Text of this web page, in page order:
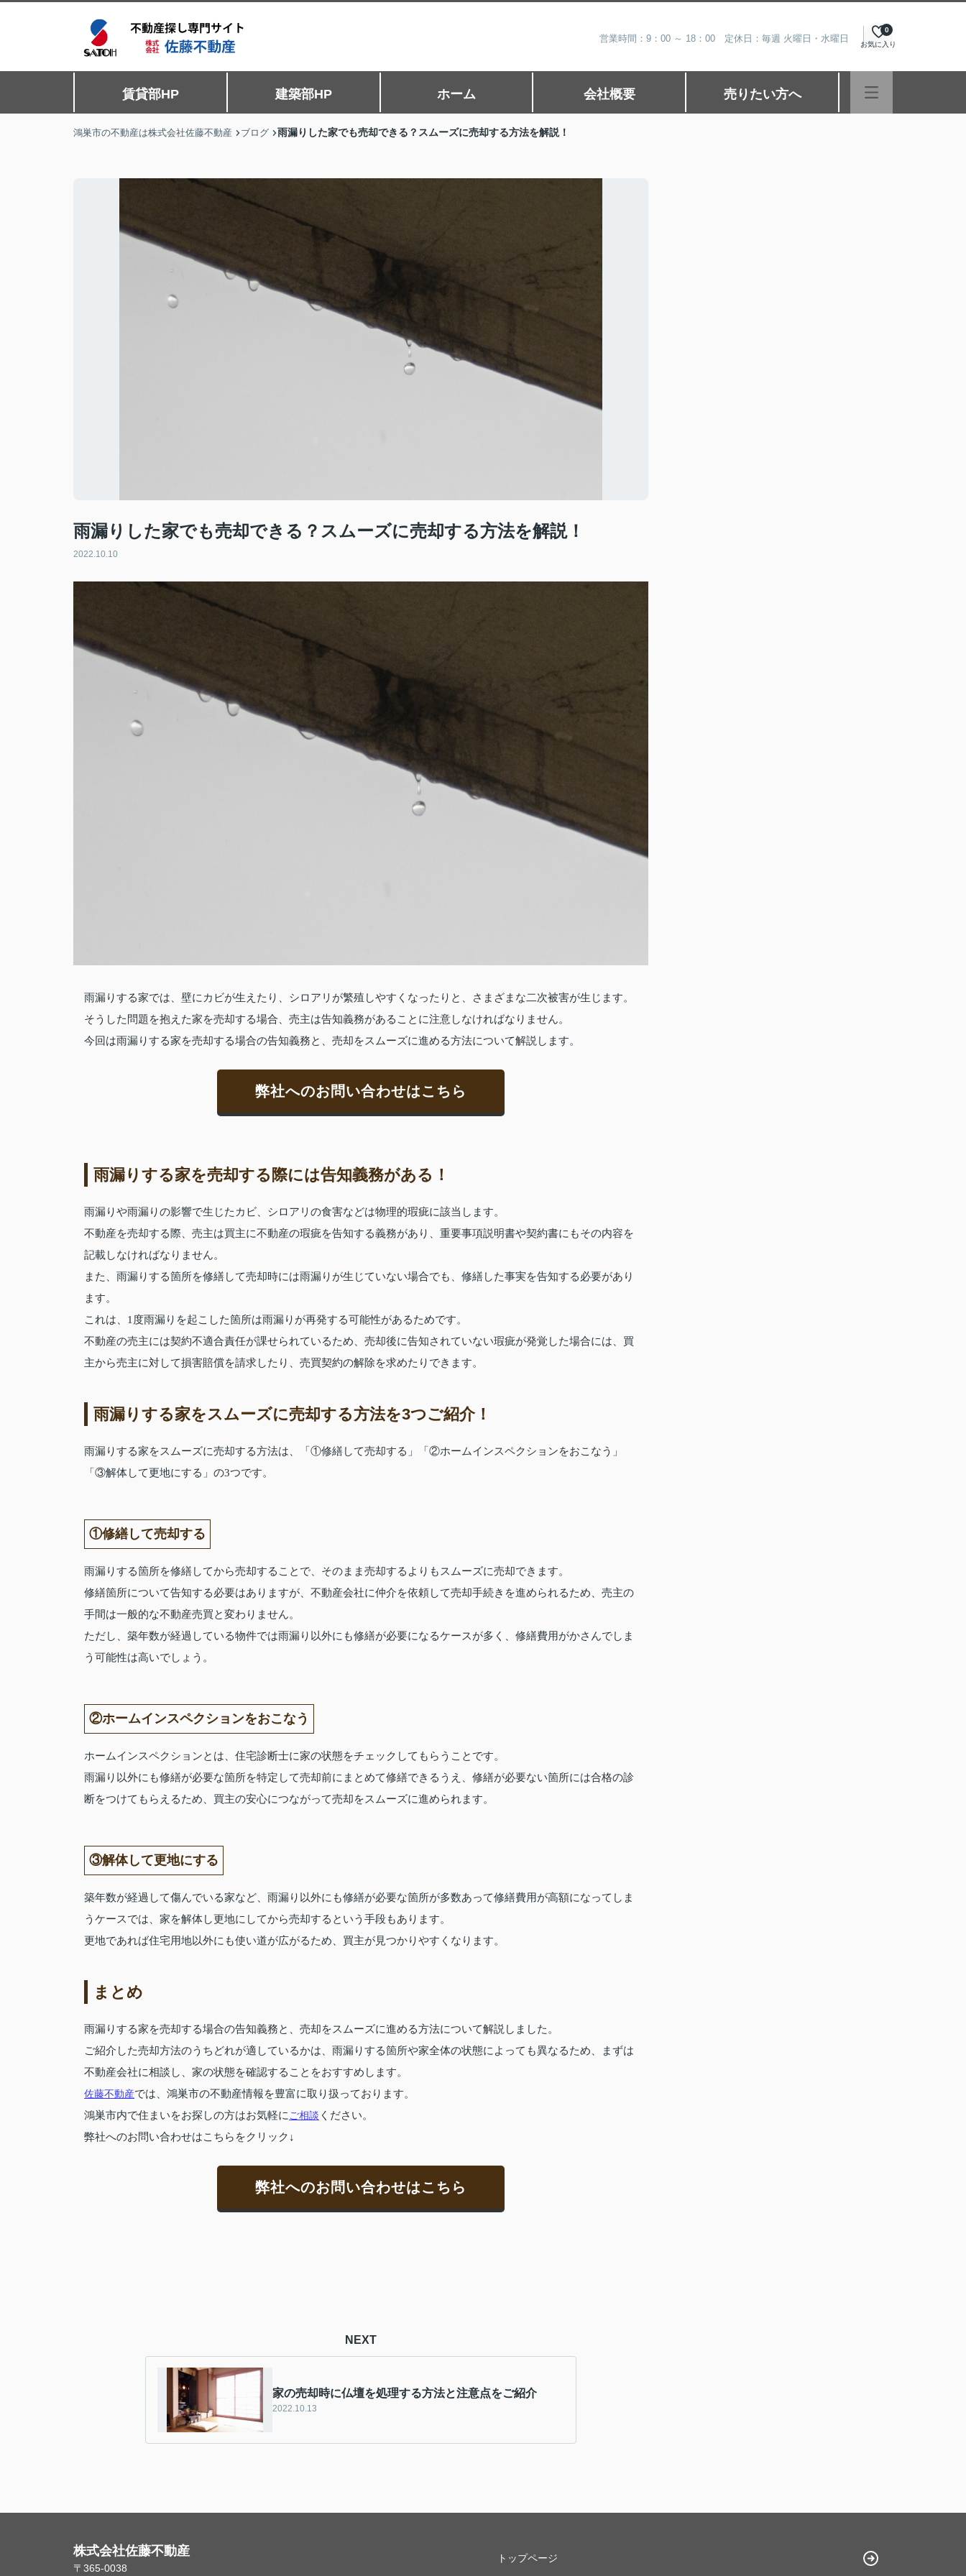
営業時間：9：00 ～ 18：00 定休日：毎週 火曜日・水曜日 お気に入り
0
賃貸部HP 建築部HP ホーム 会社概要 売りたい方へ
鴻巣市の不動産は株式会社佐藤不動産 ブログ 雨漏りした家でも売却できる？スムーズに売却する方法を解説！
雨漏りした家でも売却できる？スムーズに売却する方法を解説！
2022.10.10
雨漏りする家では、壁にカビが生えたり、シロアリが繁殖しやすくなったりと、さまざまな二次被害が生じます。
そうした問題を抱えた家を売却する場合、売主は告知義務があることに注意しなければなりません。
今回は雨漏りする家を売却する場合の告知義務と、売却をスムーズに進める方法について解説します。
弊社へのお問い合わせはこちら
雨漏りする家を売却する際には告知義務がある！
雨漏りや雨漏りの影響で生じたカビ、シロアリの食害などは物理的瑕疵に該当します。
不動産を売却する際、売主は買主に不動産の瑕疵を告知する義務があり、重要事項説明書や契約書にもその内容を
記載しなければなりません。
また、雨漏りする箇所を修繕して売却時には雨漏りが生じていない場合でも、修繕した事実を告知する必要があり
ます。
これは、1度雨漏りを起こした箇所は雨漏りが再発する可能性があるためです。
不動産の売主には契約不適合責任が課せられているため、売却後に告知されていない瑕疵が発覚した場合には、買
主から売主に対して損害賠償を請求したり、売買契約の解除を求めたりできます。
雨漏りする家をスムーズに売却する方法を3つご紹介！
雨漏りする家をスムーズに売却する方法は、「①修繕して売却する」「②ホームインスペクションをおこなう」
「③解体して更地にする」の3つです。
①修繕して売却する
雨漏りする箇所を修繕してから売却することで、そのまま売却するよりもスムーズに売却できます。
修繕箇所について告知する必要はありますが、不動産会社に仲介を依頼して売却手続きを進められるため、売主の
手間は一般的な不動産売買と変わりません。
ただし、築年数が経過している物件では雨漏り以外にも修繕が必要になるケースが多く、修繕費用がかさんでしま
う可能性は高いでしょう。
②ホームインスペクションをおこなう
ホームインスペクションとは、住宅診断士に家の状態をチェックしてもらうことです。
雨漏り以外にも修繕が必要な箇所を特定して売却前にまとめて修繕できるうえ、修繕が必要ない箇所には合格の診
断をつけてもらえるため、買主の安心につながって売却をスムーズに進められます。
③解体して更地にする
築年数が経過して傷んでいる家など、雨漏り以外にも修繕が必要な箇所が多数あって修繕費用が高額になってしま
うケースでは、家を解体し更地にしてから売却するという手段もあります。
更地であれば住宅用地以外にも使い道が広がるため、買主が見つかりやすくなります。
まとめ
雨漏りする家を売却する場合の告知義務と、売却をスムーズに進める方法について解説しました。
ご紹介した売却方法のうちどれが適しているかは、雨漏りする箇所や家全体の状態によっても異なるため、まずは
不動産会社に相談し、家の状態を確認することをおすすめします。
佐藤不動産では、鴻巣市の不動産情報を豊富に取り扱っております。
鴻巣市内で住まいをお探しの方はお気軽に ご相談 ください。
弊社へのお問い合わせはこちらをクリック↓
弊社へのお問い合わせはこちら
NEXT
家の売却時に仏壇を処理する方法と注意点をご紹介
2022.10.13
株式会社佐藤不動産
〒365-0038
トップページ